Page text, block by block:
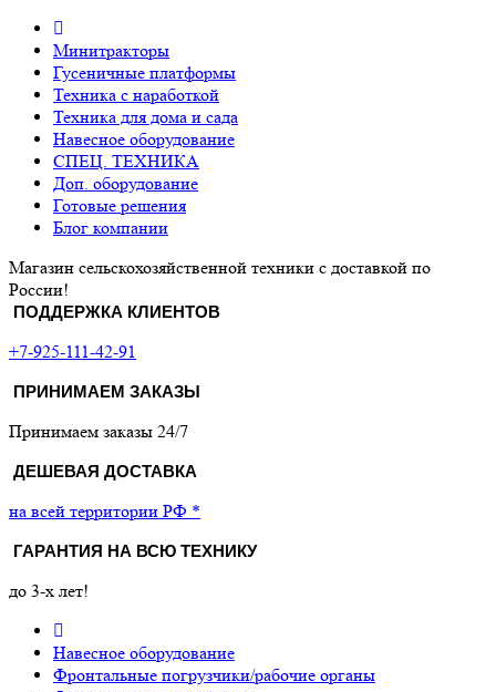
Минитракторы
Гусеничные платформы
Техника с наработкой
Техника для дома и сада
Навесное оборудование
СПЕЦ. ТЕХНИКА
Доп. оборудование
Готовые решения
Блог компании
Магазин сельскохозяйственной техники с доставкой по
России!
ПОДДЕРЖКА КЛИЕНТОВ
+7-925-111-42-91
ПРИНИМАЕМ ЗАКАЗЫ
Принимаем заказы 24/7
ДЕШЕВАЯ ДОСТАВКА
на всей территории РФ *
ГАРАНТИЯ НА ВСЮ ТЕХНИКУ
до 3-х лет!
Навесное оборудование
Фронтальные погрузчики/рабочие органы